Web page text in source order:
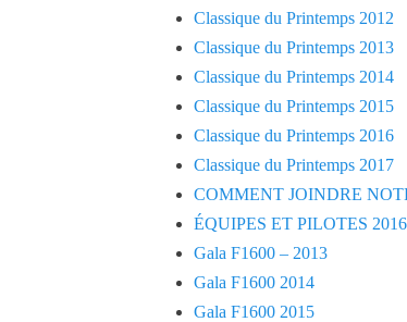
Classique du Printemps 2012
Classique du Printemps 2013
Classique du Printemps 2014
Classique du Printemps 2015
Classique du Printemps 2016
Classique du Printemps 2017
COMMENT JOINDRE
ÉQUIPES ET PILOTES
Gala F1600 – 2013
Gala F1600 2014
Gala F1600 2015